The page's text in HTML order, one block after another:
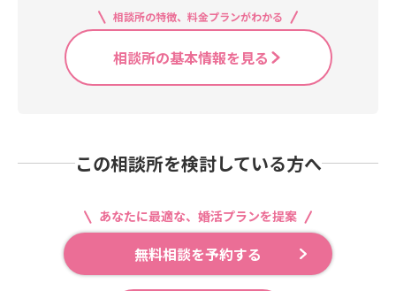
相談所の特徴、料金プランがわかる
相談所の基本情報を見る
この相談所を検討している方へ
あなたに最適な、婚活プランを提案
無料相談を予約する